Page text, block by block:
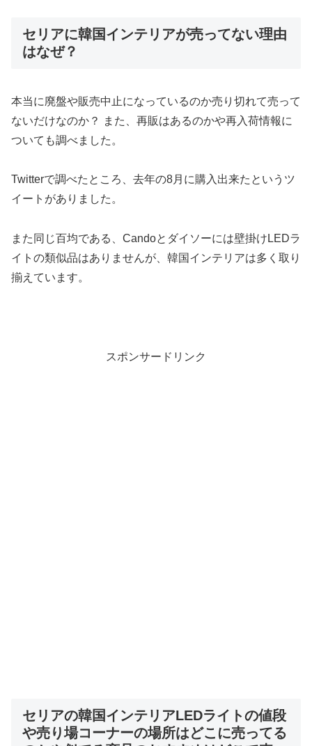
セリアに韓国インテリアが売ってない理由
はなぜ？
本当に廃盤や販売中止になっているのか売り切れて売って
ないだけなのか？ また、再販はあるのかや再入荷情報に
ついても調べました。
Twitterで調べたところ、去年の8月に購入出来たというツ
イートがありました。
また同じ百均である、Candoとダイソーには壁掛けLEDラ
イトの類似品はありませんが、韓国インテリアは多く取り
揃えています。
スポンサードリンク
セリアの韓国インテリアLEDライトの値段
や売り場コーナーの場所はどこに売ってる